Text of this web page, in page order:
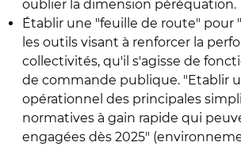
oublier la dimension péréquation.
Établir une "feuille de route" pour
les outils visant à renforcer la
collectivités, qu'il s'agisse de
de commande publique. "Etablir
opérationnel des principales
normatives à gain rapide qui
engagées dès 2025"